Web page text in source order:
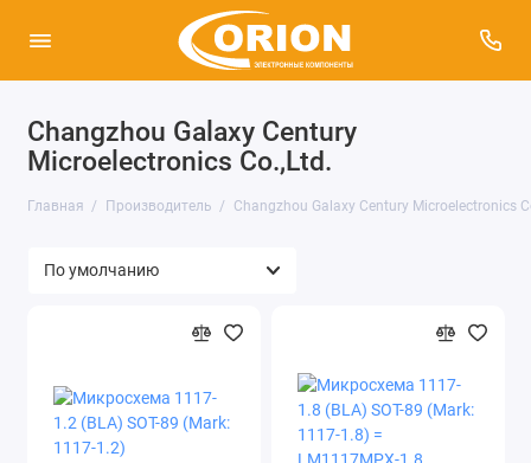
Changzhou Galaxy Century
Microelectronics Co.,Ltd.
Главная Производитель Changzhou Galaxy Century Microelectronics